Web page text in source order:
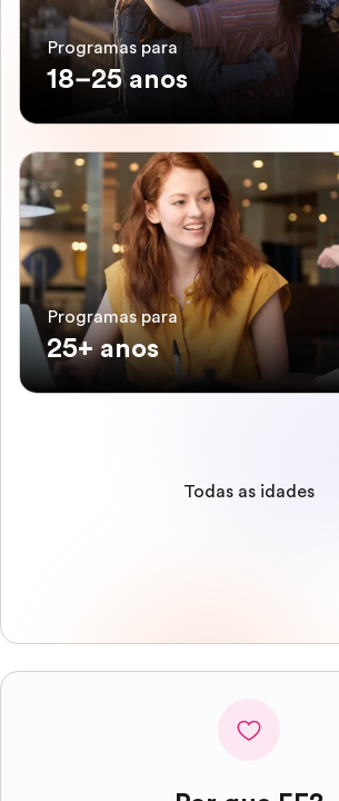
Programas para
18–25 anos
Programas para
25+ anos
Todas as idades